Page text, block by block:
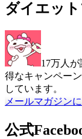
ダイエッ
17万人
得なキャンペー
しています。
メールマガジン
公式